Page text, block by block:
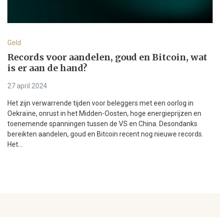
Geld
Records voor aandelen, goud en Bitcoin, wat
is er aan de hand?
27 april 2024
Het zijn verwarrende tijden voor beleggers met een oorlog in
Oekraïne, onrust in het Midden-Oosten, hoge energieprijzen en
toenemende spanningen tussen de VS en China. Desondanks
bereikten aandelen, goud en Bitcoin recent nog nieuwe records.
Het...